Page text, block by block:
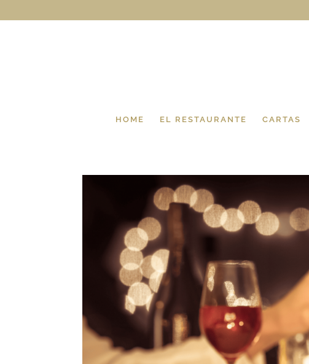
HOME EL RESTAURANTE CARTAS